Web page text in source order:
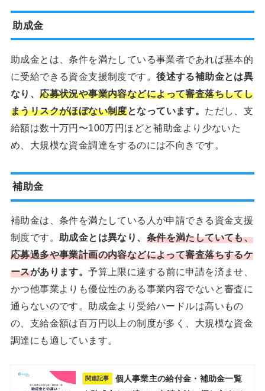
助成金
助成金とは、条件を満たしている事業者であれば基本的
に受給できる資金支援制度です。後述する補助金とは異
なり、応募状況や事業内容などによって審査落ちしてし
まうリスクがほぼない制度となっています。 ただし、支
給額は数十万円〜100万円ほどと補助金より少ないた
め、大規模な資金調達をするのには不向きです。
補助金
補助金は、条件を満たしている人が申請できる資金支援
制度です。 助成金とは異なり、 条件を満たしていても、
応募過多や事業計画の内容などによって審査落ちするケ
ースがあります。予算上限に達する前に申請を済ませ、
かつ他事業よりも優位性のある事業内容でないと審査に
通らないのです。助成金より受給ハードルは高いもの
の、支給金額は百万円以上の制度が多く、大規模な資金
調達にも適しています。
関連記事
個人事業主の給付金・補助金一覧